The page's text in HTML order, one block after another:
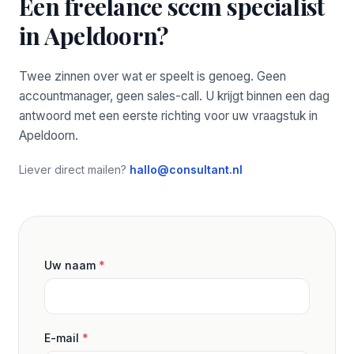
Een freelance sccm specialist
in Apeldoorn?
Twee zinnen over wat er speelt is genoeg. Geen
accountmanager, geen sales-call. U krijgt binnen een dag
antwoord met een eerste richting voor uw vraagstuk in
Apeldoorn.
Liever direct mailen? hallo@consultant.nl
Uw naam *
E-mail *